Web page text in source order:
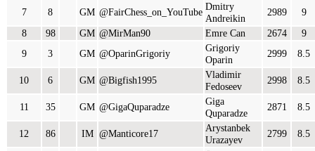
7 8 GM @FairChess_on_YouTube Dmitry
Andreikin
2989
9
8
98 GM @MirMan90 Emre Can 2674
9
9
3 GM @OparinGrigoriy
Grigoriy
Oparin
2999 8.5
10 6 GM @Bigfish1995
Vladimir
Fedoseev
2998 8.5
11 35 GM @GigaQuparadze
Giga
Quparadze
2871 8.5
12 86 IM @Manticore17
Arystanbek
Urazayev
2799 8.5